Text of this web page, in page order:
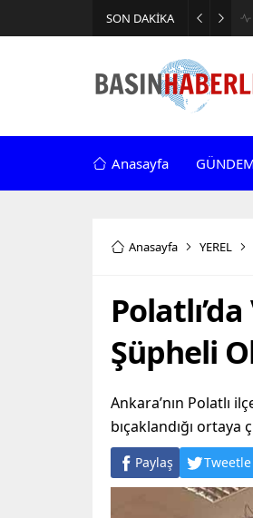
SON DAKİKA
Anasayfa
Anasayfa YEREL
Şüpheli
Ankara’nın Polatlı
bıçaklandığı ortaya
Paylaş Tweetle